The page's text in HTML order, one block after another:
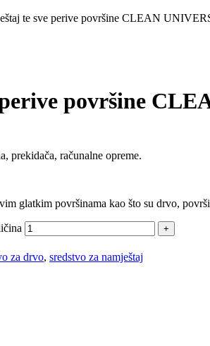
te sve perive površine CLEAN
površine
prekidača, računalne opreme.
glatkim površinama kao što su drvo,
za drvo, sredstvo za namještaj